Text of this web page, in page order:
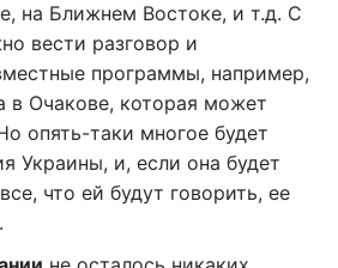
на Ближнем Востоке, и т.д. С
вести разговор и
программы, например,
в Очакове, которая может
опять-таки многое будет
Украины, и, если она будет
что ей будут говорить, ее